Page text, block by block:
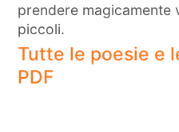
prendere magicamente
piccoli.
Tutte le poesie e
PDF